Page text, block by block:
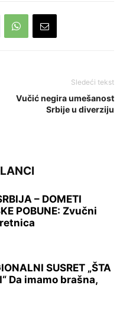
Sledeći tekst
Vučić negira umešanost
Srbije u diverziju
– DOMETI
POBUNE: Zvučni
SUSRET „ŠTA
Da imamo brašna,